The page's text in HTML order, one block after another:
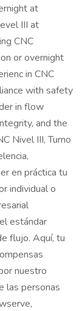
at
III at
CNC
or overnight
in CNC
with safety
in flow
and the
Nivel III, Turno
en práctica tu
individual o
estándar
flujo. Aquí, tu
nuestro
las personas